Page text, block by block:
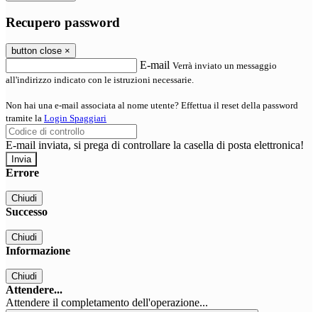
Recupero password
button close ×
E-mail Verrà inviato un messaggio
all'indirizzo indicato con le istruzioni necessarie.
Non hai una e-mail associata al nome utente? Effettua il reset della password
tramite la Login Spaggiari
E-mail inviata, si prega di controllare la casella di posta elettronica!
Errore
Chiudi
Successo
Chiudi
Informazione
Chiudi
Attendere...
Attendere il completamento dell'operazione...